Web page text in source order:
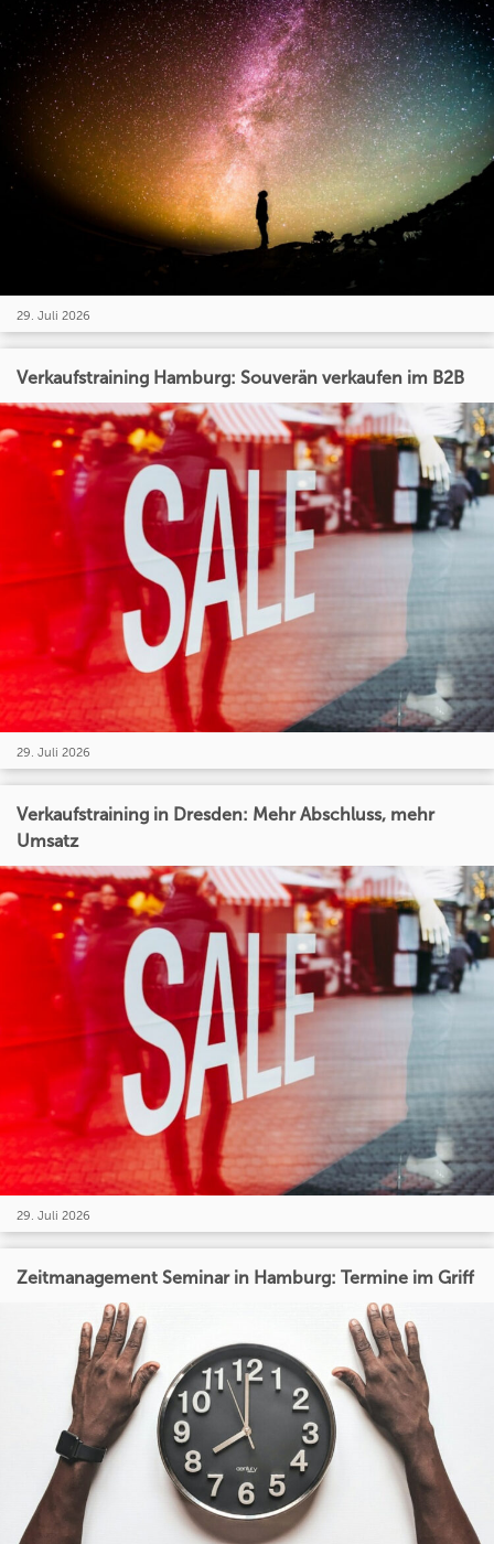
29. Juli 2026
Verkaufstraining Hamburg: Souverän verkaufen im B2B
29. Juli 2026
Verkaufstraining in Dresden: Mehr Abschluss, mehr
Umsatz
29. Juli 2026
Zeitmanagement Seminar in Hamburg: Termine im Griff